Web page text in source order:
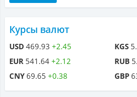
Курсы валют
USD 469.93 +2.45
EUR 541.64 +2.12
CNY69.65 +0.38
KGS
RUB
GBP